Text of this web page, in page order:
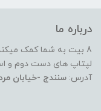
درباره ما
8 بیت به شما کمک میکند تا
لپتاپ های دست دوم و
آدرس: سنندج -خیابان